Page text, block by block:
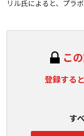
リル氏によると、プラ
こ
登録する
す